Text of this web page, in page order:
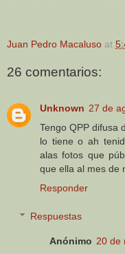
Juan Pedro Macaluso at
26 comentarios:
Unknown 27 de
Tengo QPP difusa
lo tiene o ah
alas fotos que
que ella al mes de
Responder
Respuestas
Anónimo 20 de